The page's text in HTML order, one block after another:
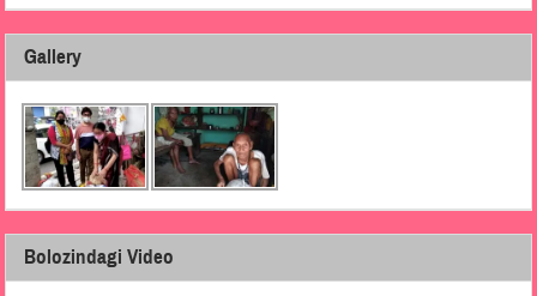
Gallery
Bolozindagi Video